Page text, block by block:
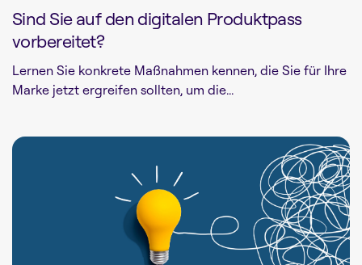
Sind Sie auf den digitalen Produktpass
vorbereitet?
Lernen Sie konkrete Maßnahmen kennen, die Sie für Ihre
Marke jetzt ergreifen sollten, um die...